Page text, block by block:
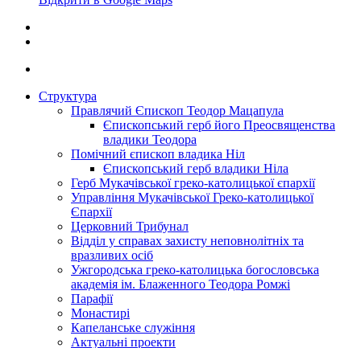
Структура
Правлячий Єпископ Теодор Мацапула
Єпископський герб його Преосвященства
владики Теодора
Помічний єпископ владика Ніл
Єпископський герб владики Ніла
Герб Мукачівської греко-католицької єпархії
Управління Мукачівської Греко-католицької
Єпархії
Церковний Трибунал
Відділ у справах захисту неповнолітніх та
вразливих осіб
Ужгородська греко-католицька богословська
академія ім. Блаженного Теодора Ромжі
Парафії
Монастирі
Капеланське служіння
Актуальні проекти